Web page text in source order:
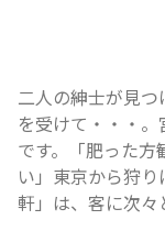
二人の紳士が見
を受けて・・・
です。「肥った
い」東京から狩
軒」は、客に次々